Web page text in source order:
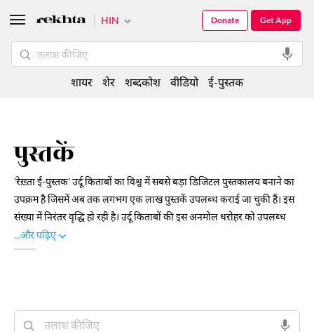
पुस्तकें
'रेख़्ता ई-पुस्तक' उर्दू किताबों का विश्व में सबसे बड़ा डिजिटल पुस्तकालय बनाने का
उपक्रम है जिसमें अब तक लगभग एक लाख पुस्तकें उपलब्ध कराई जा चुकी हैं। इस
संख्या में निरंतर वृद्धि हो रही है। उर्दू किताबों की इस अनमोल धरोहर को उपलब्ध
कराने में बहुत से पुस्तकालयों और पुस्तकों से रुचि रखने वालों ने अपने निजी संग्रह
द्वारा उदारता से हमें सहयोग दिया है। इस डिजिटल पुस्तकालय में समकालीन साहित्य
...और पढ़िए
HIN Get App
Donate
शायर शेर शब्दकोश वीडियो ई-पुस्तक